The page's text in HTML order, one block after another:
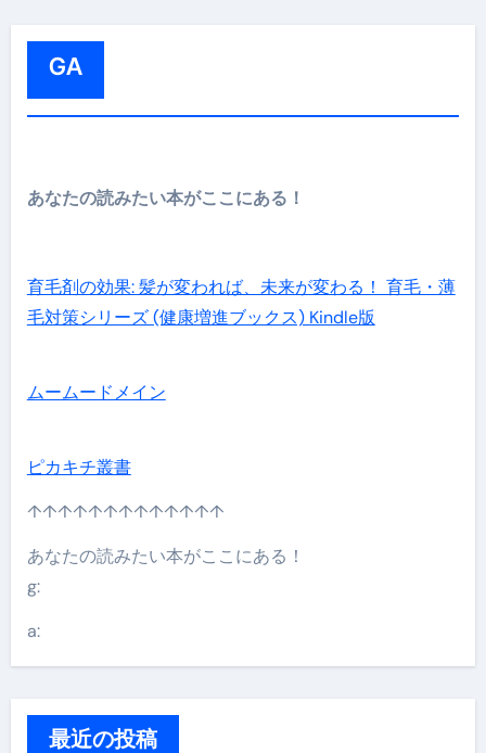
GA
あなたの読みたい本がここにある！
育毛剤の効果: 髪が変われば、未来が変わる！ 育毛・薄
毛対策シリーズ (健康増進ブックス) Kindle版
ムームードメイン
ピカキチ叢書
↑↑↑↑↑↑↑↑↑↑↑↑↑
あなたの読みたい本がここにある！
g:
a:
最近の投稿